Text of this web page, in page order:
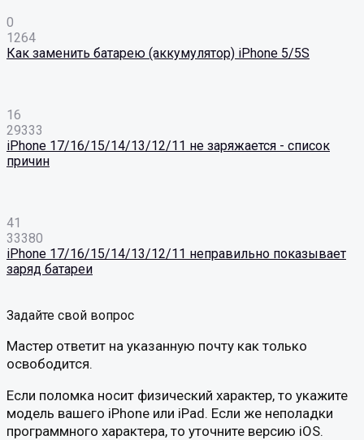
0
1264
Как заменить батарею (аккумулятор) iPhone 5/5S
16
29333
iPhone 17/16/15/14/13/12/11 не заряжается - список
причин
41
33380
iPhone 17/16/15/14/13/12/11 неправильно показывает
заряд батареи
Задайте свой вопрос
Мастер ответит на указанную почту как только
освободится.
Если поломка носит физический характер, то укажите
модель вашего iPhone или iPad. Если же неполадки
программного характера, то уточните версию iOS.